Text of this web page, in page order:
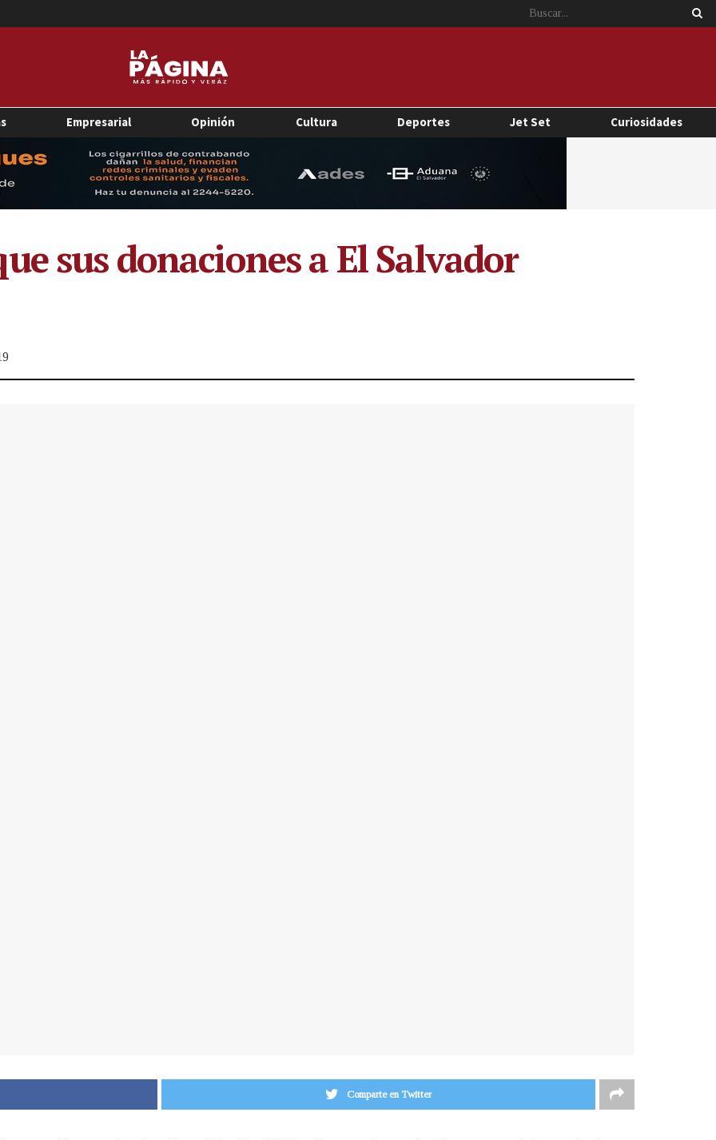
Empresarial Opinión Cultura Deportes Jet Set Curiosidades
sus donaciones a El Salvador
Comparte en Twitter